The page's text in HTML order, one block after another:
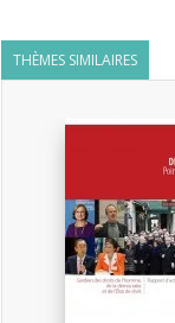
THÈMES SIMILAIRES